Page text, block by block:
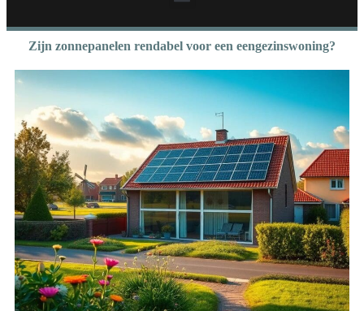
Zijn zonnepanelen rendabel voor een eengezinswoning?